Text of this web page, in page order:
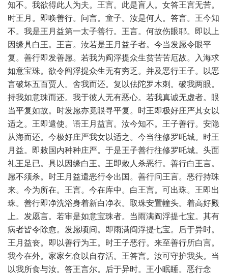
知不。我欲得此人为夫。王言。此是盲人。女答王言无苦。
时王月。即唤善行。问言。童子。汝是何人。答言。王今知
不。我是王月益第一太子善行。王言。何故伤眼耶。即以上
因缘具白王。王言。汝若是王月益子者。今当发愿令眼平
复。善行即发善愿。若我为阎浮提众生贫苦苦厄故。入海求
如意宝珠。欲令阎浮提众生无有穷乏。并及恶行王子。以恶
言破坏五百贾人。舍我而还。复以佉陀罗木刺。破我两眼。
持我如意珠而还。我于彼人无有恶心。若我真诚无虚者。眼
当平复如故。时发愿亦竟眼寻平复。时王即极好庄严其女以
适之。王即遣使。语王月益言。汝今知不。王子善行。安隐
从海而还。今极好庄严我女以适之。今当往修罗吒城。时王
月益。即敕国内种种庄严。于是王子善行往修罗吒城。头面
礼王足已。具以因缘白王。王即敕人杀恶行。善行白王言。
愿不须杀。时王月益遣恶行令出国。善行问王言。恶行持珠
来。今为所在。王言。今在库中。白王言。可出珠。王即出
珠。善行即净洗浴身着新白净衣。取珠安置幢头。着高好殿
上。发愿言。若审是如意宝珠者。当雨满阎浮提七宝。其有
病者皆令除愈。发愿顷间。即雨满阎浮提七宝。后于异时。
王月益丧。即以善行为王。时王子恶行。来至善行所白言。
我今在外。家家乞食以自存活。王答言。汝可守护我头。当
以我所食与汝。答王言尔。后于异时。王小眠睡。恶行念